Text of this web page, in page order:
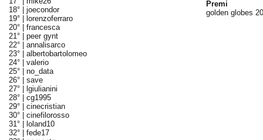
18° | joecondor
19° |
lorenzoferraro
20° | francesca
21° | peer gynt
22° | annalisarco
23° | albertobartolomeo
24° | valerio
25° | no_data
26° | save
27° |
lgiulianini
28° | cg1995
29° | cinecristian
30° | cinefilorosso
31° |
loland10
32° | fede17
Premi
golden globes